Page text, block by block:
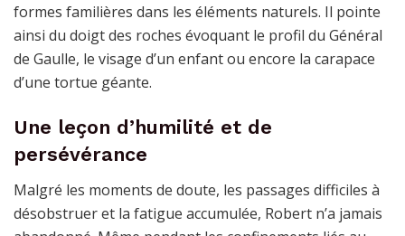
formes familières dans les éléments naturels. Il pointe
ainsi du doigt des roches évoquant le profil du Général
de Gaulle, le visage d’un enfant ou encore la carapace
d’une tortue géante.
Une leçon d’humilité et de
persévérance
Malgré les moments de doute, les passages difficiles à
désobstruer et la fatigue accumulée, Robert n’a jamais